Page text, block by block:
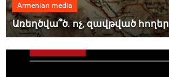
Armenian media
Առեղծվա՞ծ. ոչ, զավթված հողեր